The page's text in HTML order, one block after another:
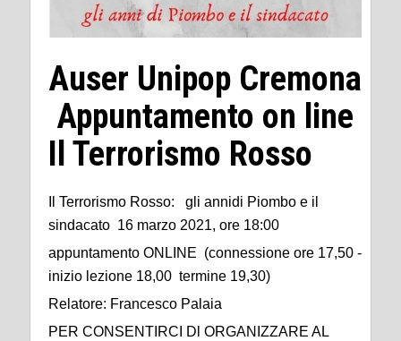
Auser Unipop Cremona
Appuntamento on line
Il Terrorismo Rosso
Il Terrorismo Rosso: gli annidi Piombo e il
sindacato 16 marzo 2021, ore 18:00
appuntamento ONLINE (connessione ore 17,50 -
inizio lezione 18,00 termine 19,30)
Relatore: Francesco Palaia
PER CONSENTIRCI Dl ORGANIZZARE AL